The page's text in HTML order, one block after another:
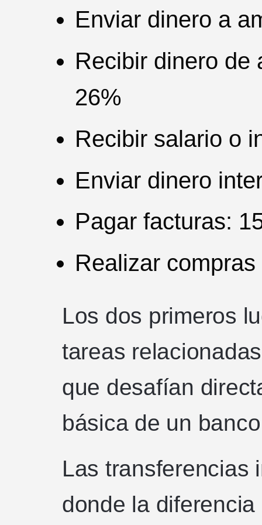
Enviar dinero a
Recibir dinero de
26%
Recibir salario o
Enviar dinero
Pagar facturas:
Realizar
Los dos primeros
tareas
que desafían
básica de un
Las transferencias
donde la